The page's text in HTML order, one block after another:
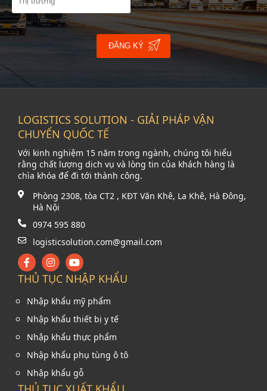
ĐĂNG KÝ
LOGISTICS SOLUTION - GIẢI PHÁP VẬN
CHUYỂN QUỐC TẾ
Với kinh nghiệm 15 năm trong ngành, chúng tôi hiểu
rằng chất lượng dịch vụ và lòng tin của khách hàng là
chìa khóa để đi tới thành công.
Phòng 2308, tòa CT2 , KĐT Văn Khê, La Khê, Hà Đông,
Hà Nội
0974 595 880
logisticsolution.com@gmail.com
THỦ TỤC NHẬP KHẨU
Nhập khẩu mỹ phẩm
Nhập khẩu thiết bị y tế
Nhập khẩu thực phẩm
Nhập khẩu phụ tùng ô tô
Nhập khẩu gỗ